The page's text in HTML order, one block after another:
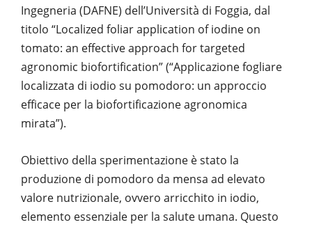
Ingegneria (DAFNE) dell’Università di Foggia, dal
titolo “Localized foliar application of iodine on
tomato: an effective approach for targeted
agronomic biofortification” (“Applicazione fogliare
localizzata di iodio su pomodoro: un approccio
efficace per la biofortificazione agronomica
mirata”).
Obiettivo della sperimentazione è stato la
produzione di pomodoro da mensa ad elevato
valore nutrizionale, ovvero arricchito in iodio,
elemento essenziale per la salute umana. Questo